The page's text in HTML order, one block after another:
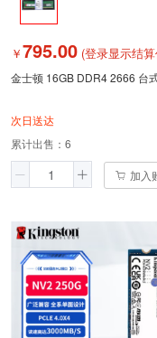
￥795.00 (登录显示结
金士顿 16GB DDR4 2666 台
次日送达
累计出售： 6
加入